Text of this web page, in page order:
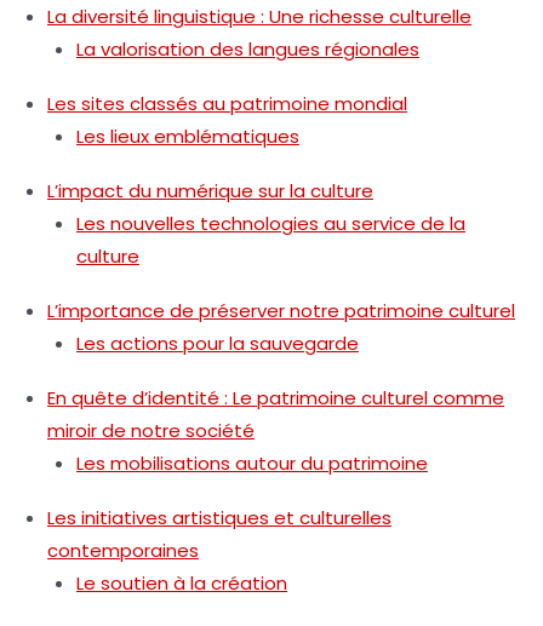
La diversité linguistique : Une richesse culturelle
La valorisation des langues régionales
Les sites classés au patrimoine mondial
Les lieux emblématiques
L’impact du numérique sur la culture
Les nouvelles technologies au service de la
culture
L’importance de préserver notre patrimoine culturel
Les actions pour la sauvegarde
En quête d’identité : Le patrimoine culturel comme
miroir de notre société
Les mobilisations autour du patrimoine
Les initiatives artistiques et culturelles
contemporaines
Le soutien à la création